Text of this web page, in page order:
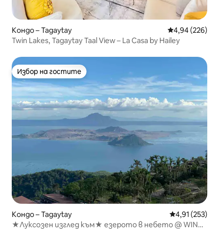
Кондо – Tagaytay Средна
4,94 (226)
Twin Lakes, Tagaytay Taal View – La Casa by Hailey
Избор на гостите
Избор на гостите
Кондо – Tagaytay Средна
4,91 (253)
★Луксозен изглед към★ езерото в небето @ WIND